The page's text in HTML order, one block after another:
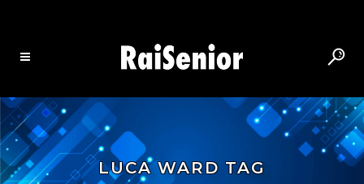
LUCA WARD TAG